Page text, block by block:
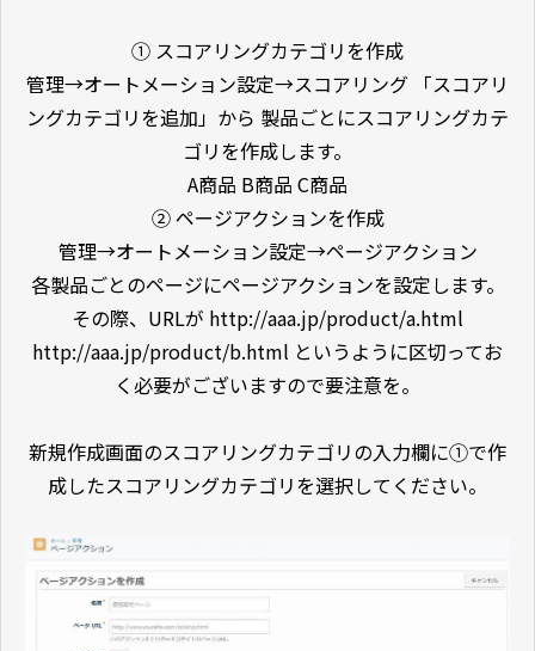
① スコアリングカテゴリを作成
管理→オートメーション設定→スコアリング 「スコアリ
ングカテゴリを追加」から 製品ごとにスコアリングカテ
ゴリを作成します。
A商品 B商品 C商品
② ページアクションを作成
管理→オートメーション設定→ページアクション
各製品ごとのページにページアクションを設定します。
その際、URLが http://aaa.jp/product/a.html
http://aaa.jp/product/b.html というように区切ってお
く必要がございますので要注意を。
新規作成画面のスコアリングカテゴリの入力欄に①で作
成したスコアリングカテゴリを選択してください。